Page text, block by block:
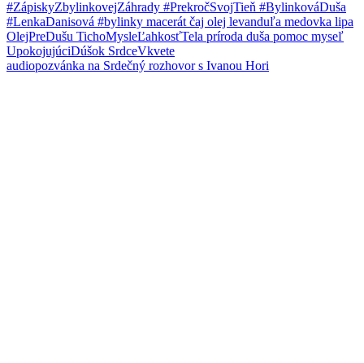
audiopozvánka na Srdečný rozhovor s Ivanou Hori